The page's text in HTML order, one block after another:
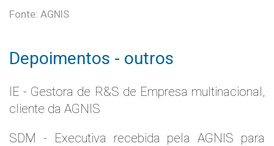
Fonte: AGNIS
Depoimentos - outros
IE - Gestora de R&S de Empresa multinacional,
cliente da AGNIS
SDM - Executiva recebida pela AGNIS para